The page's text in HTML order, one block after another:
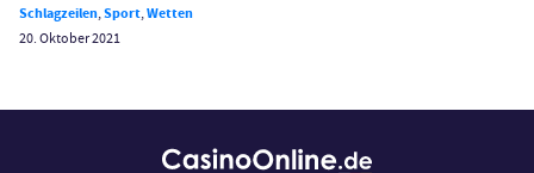
Schlagzeilen,Sport,Wetten
20. Oktober 2021